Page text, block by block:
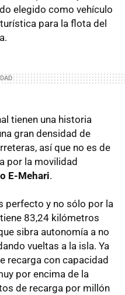
elegido como vehículo
para la flota del
tienen una historia
gran densidad de
así que no es de
por la movilidad
E-Mehari.
perfecto y no sólo por la
83,24 kilómetros
sibra autonomía a no
vueltas a la isla. Ya
recarga con capacidad
por encima de la
de recarga por millón